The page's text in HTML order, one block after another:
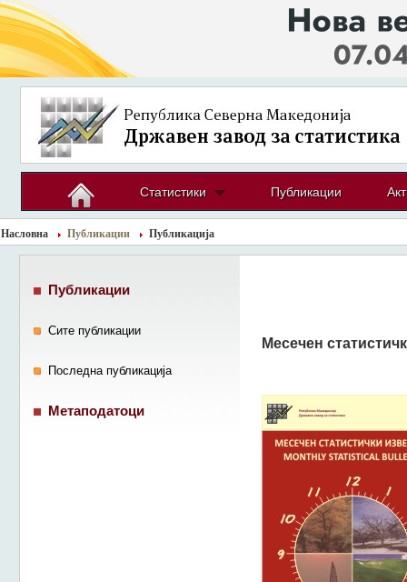
Статистики Публикации
Насловна Публикации Публикација
Месечен
Публикации
Сите публикации
Последна публикација
Метаподатоци